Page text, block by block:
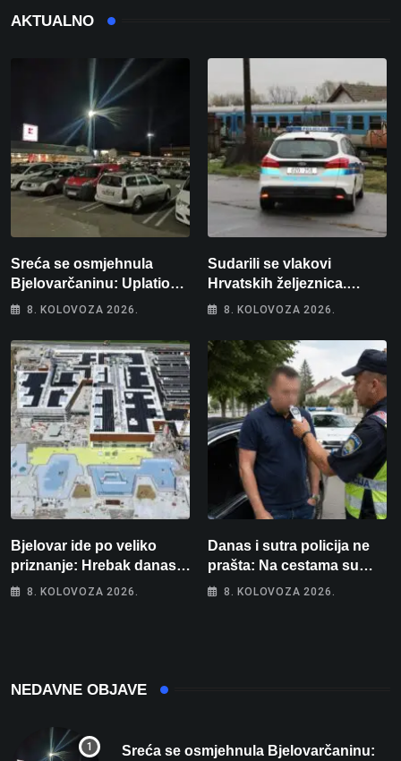
AKTUALNO
Sreća se osmjehnula
Bjelovarčaninu: Uplatio
samo 4 eura, a osvojio
8. KOLOVOZA 2026.
Sudarili se vlakovi
Hrvatskih željeznica.
Šestero osoba teško
intenzivnoj
8. KOLOVOZA 2026.
Bjelovar ide po veliko
priznanje: Hrebak danas u
Parizu predstavlja
8. KOLOVOZA 2026.
Danas i sutra policija ne
prašta: Na cestama su
posebno na meti ovi
8. KOLOVOZA 2026.
NEDAVNE OBJAVE
Sreća se osmjehnula Bjelovarčaninu: